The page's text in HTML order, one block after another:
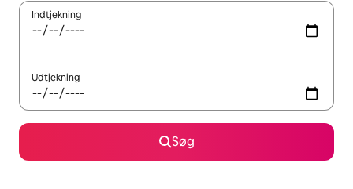
Indtjekning
Udtjekning
Søg